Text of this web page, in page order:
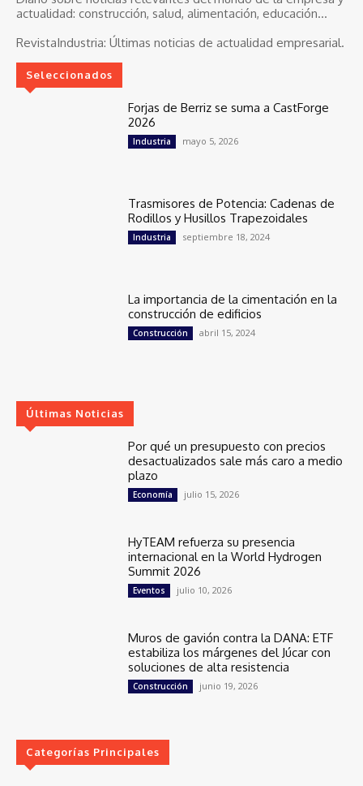
actualidad: construcción, salud, alimentación, educación...
RevistaIndustria: Últimas noticias de actualidad empresarial.
Seleccionados
Forjas de Berriz se suma a CastForge
2026
Industria mayo 5, 2026
Trasmisores de Potencia: Cadenas de
Rodillos y Husillos Trapezoidales
Industria septiembre 18, 2024
La importancia de la cimentación en la
construcción de edificios
Construcción abril 15, 2024
Últimas Noticias
Por qué un presupuesto con precios
desactualizados sale más caro a medio
plazo
Economía julio 15, 2026
HyTEAM refuerza su presencia
internacional en la World Hydrogen
Summit 2026
Eventos julio 10, 2026
Muros de gavión contra la DANA: ETF
estabiliza los márgenes del Júcar con
soluciones de alta resistencia
Construcción junio 19, 2026
Categorías Principales